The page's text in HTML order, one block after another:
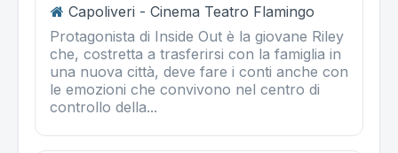
Capoliveri - Cinema Teatro Flamingo
Protagonista di Inside Out è la giovane Riley
che, costretta a trasferirsi con la famiglia in
una nuova città, deve fare i conti anche con
le emozioni che convivono nel centro di
controllo della...